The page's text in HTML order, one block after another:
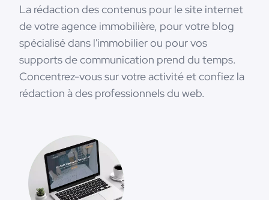
La rédaction des contenus pour le site internet
de votre agence immobilière, pour votre blog
spécialisé dans l'immobilier ou pour vos
supports de communication prend du temps.
Concentrez-vous sur votre activité et confiez la
rédaction à des professionnels du web.